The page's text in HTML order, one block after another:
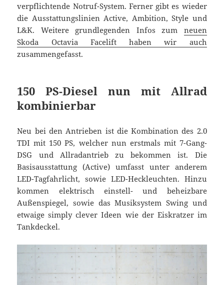
verpflichtende Notruf-System. Ferner gibt es wieder
die Ausstattungslinien Active, Ambition, Style und
L&K. Weitere grundlegenden Infos zum neuen
Skoda Octavia Facelift haben wir auch
zusammengefasst.
150 PS-Diesel nun mit Allrad
kombinierbar
Neu bei den Antrieben ist die Kombination des 2.0
TDI mit 150 PS, welcher nun erstmals mit 7-Gang-
DSG und Allradantrieb zu bekommen ist. Die
Basisausstattung (Active) umfasst unter anderem
LED-Tagfahrlicht, sowie LED-Heckleuchten. Hinzu
kommen elektrisch einstell- und beheizbare
Außenspiegel, sowie das Musiksystem Swing und
etwaige simply clever Ideen wie der Eiskratzer im
Tankdeckel.